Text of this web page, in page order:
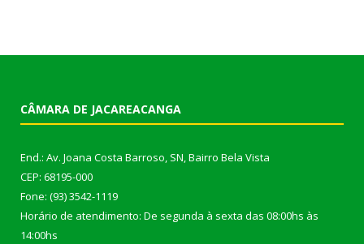
CÂMARA DE JACAREACANGA
End.: Av. Joana Costa Barroso, SN, Bairro Bela Vista
CEP: 68195-000
Fone: (93) 3542-1119
Horário de atendimento: De segunda à sexta das 08:00hs às
14:00hs